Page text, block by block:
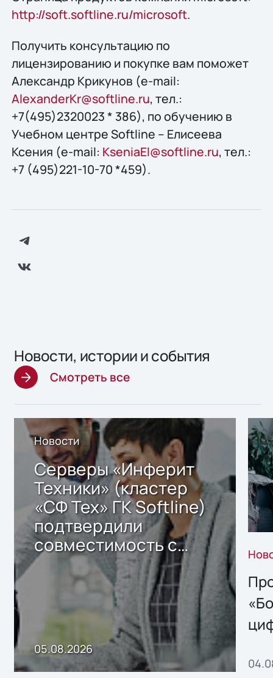
http://soft.softline.ru/microsoft.
Получить конcультацию по
лицензированию и покупке вам поможет
Александр Крикунов (e-mail:
AlexanderKr@softline.ru, тел.:
+7(495)2320023 * 386), по обучению в
Учебном центре Softline – Елисеева
Ксения (e-mail: KseniaEl@softline.ru, тел.:
+7 (495)221-10-70 *459).
Новости, истории и события
Смотреть все
Новости
Серверы «Инферит
Техники» (кластер
«СФ Тех» ГК Softline)
подтвердили
совместимость с
решением Sharx
Storage 2.x для
хранения данных
05.08.2026